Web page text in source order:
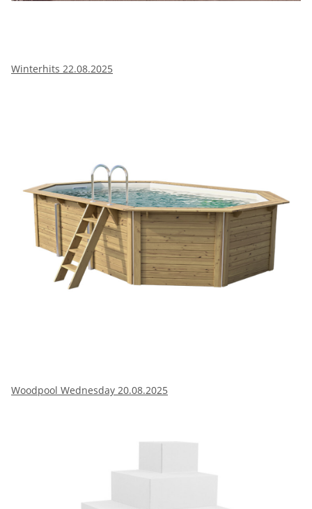
Winterhits 22.08.2025
Woodpool Wednesday 20.08.2025